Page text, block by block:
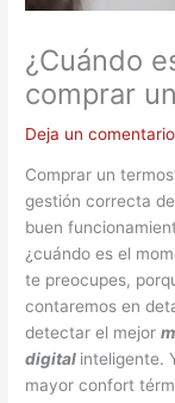
¿Cuándo
comprar
Deja un comentario
Comprar un
gestión correcta
buen
¿cuándo es el
te preocupes,
contaremos en
detectar el mejor
digital inteligente.
mayor confort